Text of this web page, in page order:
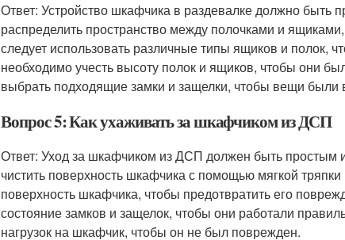
Ответ: Устройство шкафчика в раздевалке должно
распределить пространство между полочками и
следует использовать различные типы ящиков и полок,
необходимо учесть высоту полок и ящиков, чтобы они
выбрать подходящие замки и защелки, чтобы вещи были
Вопрос 5: Как ухаживать за шкафчиком из ДСП
Ответ: Уход за шкафчиком из ДСП должен быть
чистить поверхность шкафчика с помощью мягкой
поверхность шкафчика, чтобы предотвратить его
состояние замков и защелок, чтобы они работали
нагрузок на шкафчик, чтобы он не был поврежден.